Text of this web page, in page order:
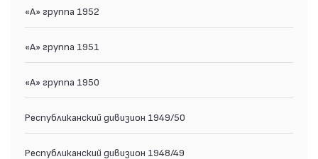
«А» группа 1952
«А» группа 1951
«А» группа 1950
Республиканский дивизион 1949/50
Республиканский дивизион 1948/49